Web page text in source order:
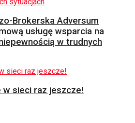
Brokerska Adversum
usługę wsparcia na
w trudnych
sieci raz jeszcze!